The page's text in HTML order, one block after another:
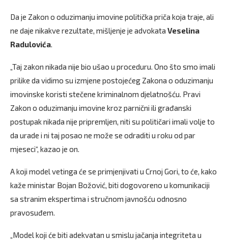
Da je Zakon o oduzimanju imovine politička priča koja traje, ali
ne daje nikakve rezultate, mišljenje je advokata Veselina
Radulovića.
„Taj zakon nikada nije bio ušao u proceduru. Ono što smo imali
prilike da vidimo su izmjene postojećeg Zakona o oduzimanju
imovinske koristi stečene kriminalnom djelatnošću. Pravi
Zakon o oduzimanju imovine kroz parnični ili građanski
postupak nikada nije pripremljen, niti su političari imali volje to
da urade i ni taj posao ne može se odraditi u roku od par
mjeseci“, kazao je on.
A koji model vetinga će se primjenjivati u Crnoj Gori, to će, kako
kaže ministar Bojan Božović, biti dogovoreno u komunikaciji
sa stranim ekspertima i stručnom javnošću odnosno
pravosuđem.
„Model koji će biti adekvatan u smislu jačanja integriteta u